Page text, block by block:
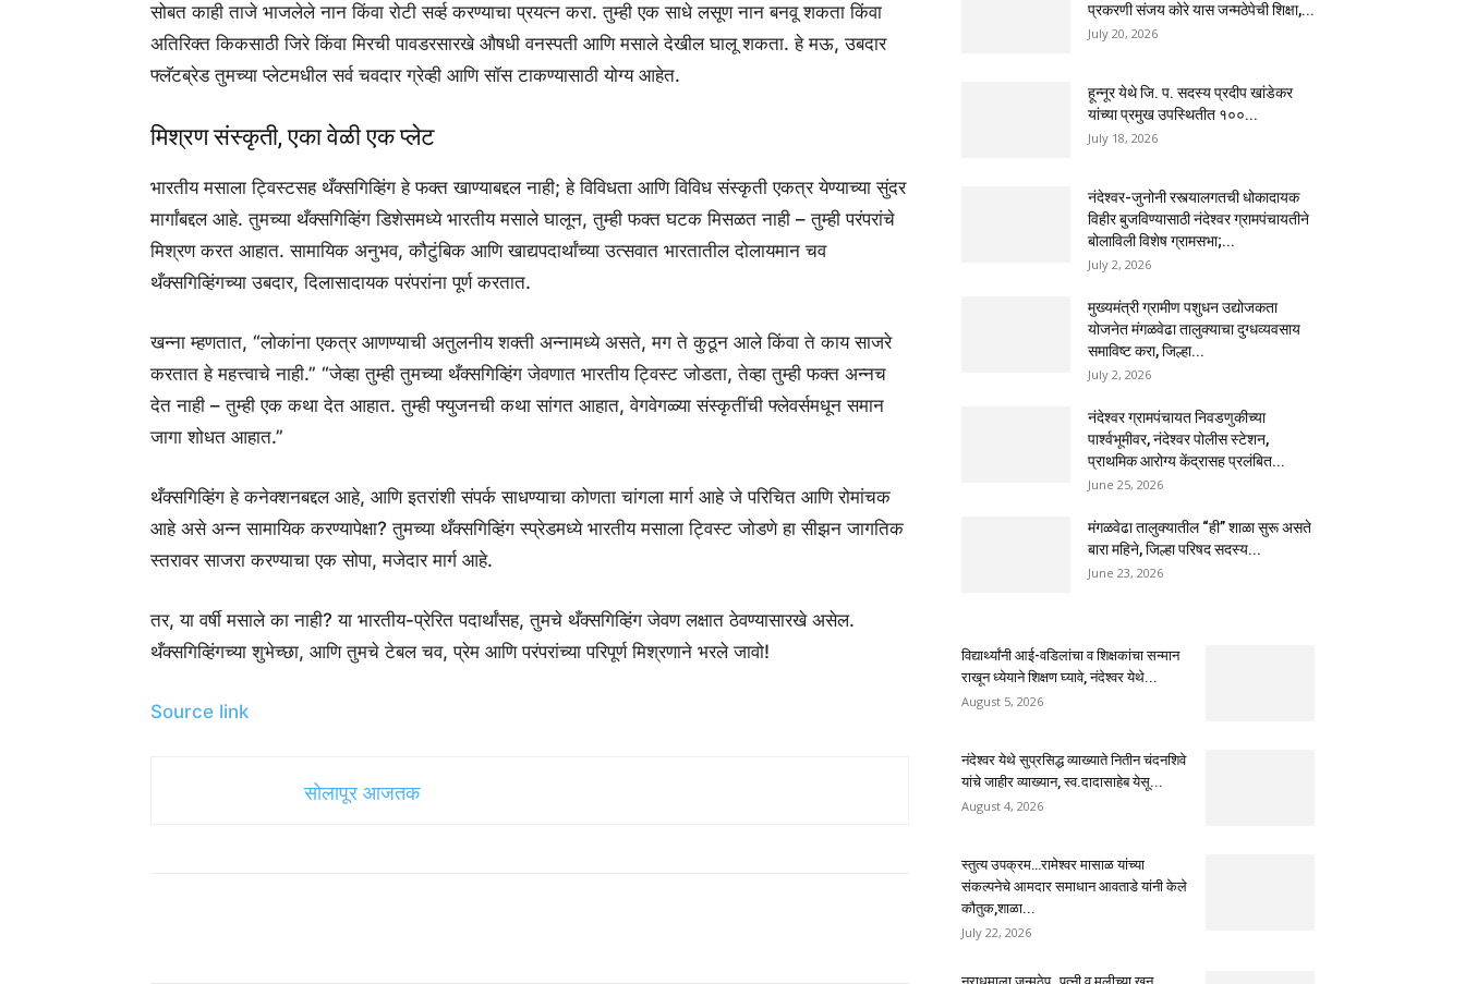
सोबत काही ताजे भाजलेले नान किंवा रोटी सर्व्ह करण्याचा प्रयत्न करा. तुम्ही एक साधे लसूण नान बनवू शकता किंवा
अतिरिक्त किकसाठी जिरे किंवा मिरची पावडरसारखे औषधी वनस्पती आणि मसाले देखील घालू शकता. हे मऊ, उबदार
फ्लॅटब्रेड तुमच्या प्लेटमधील सर्व चवदार ग्रेव्ही आणि सॉस टाकण्यासाठी योग्य आहेत.
मिश्रण संस्कृती, एका वेळी एक प्लेट
भारतीय मसाला ट्विस्टसह थँक्सगिव्हिंग हे फक्त खाण्याबद्दल नाही; हे विविधता आणि विविध संस्कृती एकत्र येण्याच्या सुंदर
मार्गांबद्दल आहे. तुमच्या थँक्सगिव्हिंग डिशेसमध्ये भारतीय मसाले घालून, तुम्ही फक्त घटक मिसळत नाही – तुम्ही परंपरांचे
मिश्रण करत आहात. सामायिक अनुभव, कौटुंबिक आणि खाद्यपदार्थांच्या उत्सवात भारतातील दोलायमान चव
थँक्सगिव्हिंगच्या उबदार, दिलासादायक परंपरांना पूर्ण करतात.
खन्ना म्हणतात, “लोकांना एकत्र आणण्याची अतुलनीय शक्ती अन्नामध्ये असते, मग ते कुठून आले किंवा ते काय साजरे
करतात हे महत्त्वाचे नाही.” “जेव्हा तुम्ही तुमच्या थँक्सगिव्हिंग जेवणात भारतीय ट्विस्ट जोडता, तेव्हा तुम्ही फक्त अन्नच
देत नाही – तुम्ही एक कथा देत आहात. तुम्ही फ्युजनची कथा सांगत आहात, वेगवेगळ्या संस्कृतींची फ्लेवर्समधून समान
जागा शोधत आहात.”
थँक्सगिव्हिंग हे कनेक्शनबद्दल आहे, आणि इतरांशी संपर्क साधण्याचा कोणता चांगला मार्ग आहे जे परिचित आणि रोमांचक
आहे असे अन्न सामायिक करण्यापेक्षा? तुमच्या थँक्सगिव्हिंग स्प्रेडमध्ये भारतीय मसाला ट्विस्ट जोडणे हा सीझन जागतिक
स्तरावर साजरा करण्याचा एक सोपा, मजेदार मार्ग आहे.
तर, या वर्षी मसाले का नाही? या भारतीय-प्रेरित पदार्थांसह, तुमचे थँक्सगिव्हिंग जेवण लक्षात ठेवण्यासारखे असेल.
थँक्सगिव्हिंगच्या शुभेच्छा, आणि तुमचे टेबल चव, प्रेम आणि परंपरांच्या परिपूर्ण मिश्रणाने भरले जावो!
Source link
सोलापूर आजतक
प्रकरणी संजय कोरे यास जन्मठेपेची शिक्षा,...
July 20, 2026
हून्नूर येथे जि. प. सदस्य प्रदीप खांडेकर
यांच्या प्रमुख उपस्थितीत १००...
July 18, 2026
नंदेश्वर-जुनोनी रस्त्यालगतची धोकादायक
विहीर बुजविण्यासाठी नंदेश्वर ग्रामपंचायतीने
बोलाविली विशेष ग्रामसभा;...
July 2, 2026
मुख्यमंत्री ग्रामीण पशुधन उद्योजकता
योजनेत मंगळवेढा तालुक्याचा दुग्धव्यवसाय
समाविष्ट करा, जिल्हा...
July 2, 2026
नंदेश्वर ग्रामपंचायत निवडणुकीच्या
पार्श्वभूमीवर, नंदेश्वर पोलीस स्टेशन,
प्राथमिक आरोग्य केंद्रासह प्रलंबित...
June 25, 2026
मंगळवेढा तालुक्यातील “ही” शाळा सुरू असते
बारा महिने, जिल्हा परिषद सदस्य...
June 23, 2026
विद्यार्थ्यांनी आई-वडिलांचा व शिक्षकांचा सन्मान
राखून ध्येयाने शिक्षण घ्यावे, नंदेश्वर येथे...
August 5, 2026
नंदेश्वर येथे सुप्रसिद्ध व्याख्याते नितीन चंदनशिवे
यांचे जाहीर व्याख्यान, स्व.दादासाहेब येसू...
August 4, 2026
स्तुत्य उपक्रम…रामेश्वर मासाळ यांच्या
संकल्पनेचे आमदार समाधान आवताडे यांनी केले
कौतुक,शाळा...
July 22, 2026